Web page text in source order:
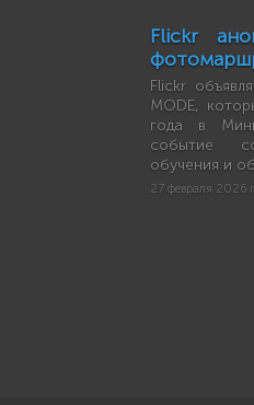
Flickr
Flickr
MODE,
года в
событие
обучения и
27 февраля 2026